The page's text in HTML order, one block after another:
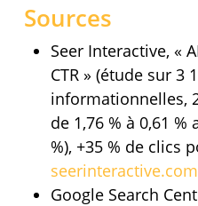
Sources
Seer Interactive, «
CTR » (étude sur 3
informationnelles,
de 1,76 % à 0,61 %
%), +35 % de clics
seerinteractive.com
Google Search